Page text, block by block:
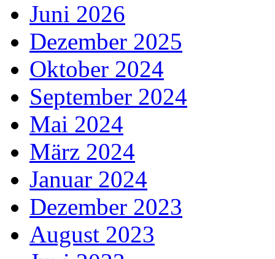
Juni 2026
Dezember 2025
Oktober 2024
September 2024
Mai 2024
März 2024
Januar 2024
Dezember 2023
August 2023